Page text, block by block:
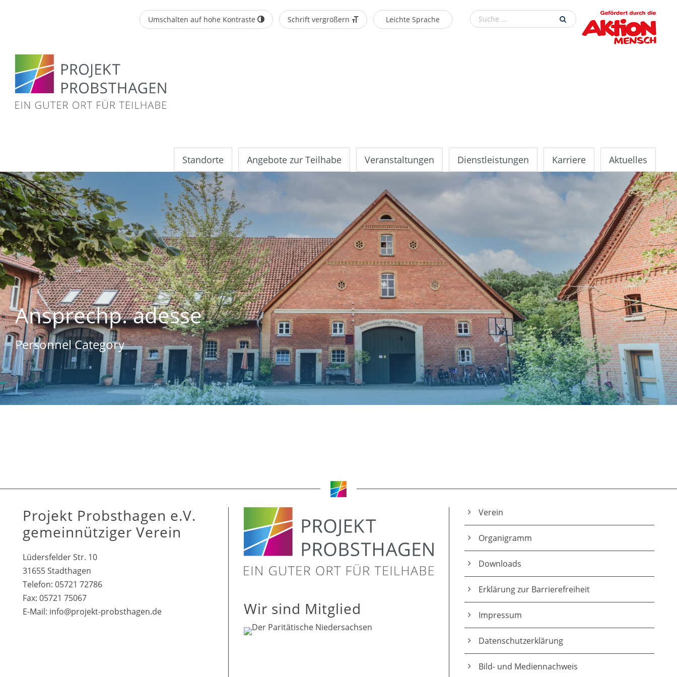
Leichte Sprache
Umschalten auf hohe Kontraste Schrift vergrößern
Standorte Angebote zur Teilhabe Veranstaltungen Dienstleistungen Karriere Aktuelles
Ansprechp. adesse
Personnel Category
Projekt Probsthagen e.V.
gemeinnütziger Verein
Lüdersfelder Str. 10
31655 Stadthagen
Telefon: 05721 72786
Fax: 05721 75067
E-Mail: info@projekt-probsthagen.de Wir sind Mitglied
Verein
Organigramm
Downloads
Erklärung zur Barrierefreiheit
Impressum
Datenschutz­erklärung
Bild- und Mediennachweis